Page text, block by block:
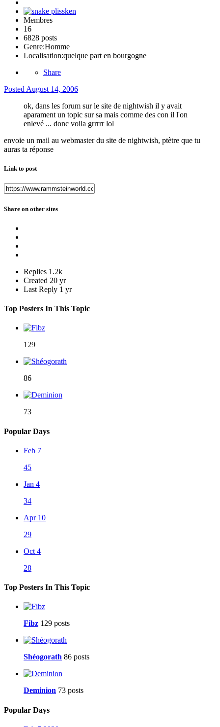
Membres
16
6828 posts
Genre:Homme
Localisation:quelque part en bourgogne
Share
Posted August 14, 2006
ok, dans les forum sur le site de nightwish il y avait
aparament un topic sur sa mais comme des con il l'on
enlevé ... donc voila grrrrr lol
envoie un mail au webmaster du site de nightwish, ptètre que tu
auras ta réponse
Link to post
Share on other sites
Replies 1.2k
Created 20 yr
Last Reply 1 yr
Top Posters In This Topic
129
86
73
Popular Days
Feb 7
45
Jan 4
34
Apr 10
29
Oct 4
28
Top Posters In This Topic
Fibz 129 posts
Shéogorath 86 posts
Deminion 73 posts
Popular Days